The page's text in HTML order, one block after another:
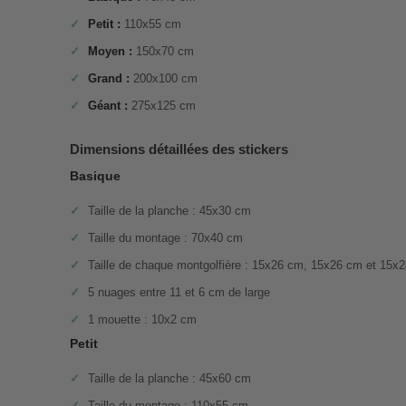
Petit : 110x55 cm
Moyen : 150x70 cm
Grand : 200x100 cm
Géant : 275x125 cm
Dimensions détaillées des stickers
Basique
Taille de la planche : 45x30 cm
Taille du montage : 70x40 cm
Taille de chaque montgolfière : 15x26 cm, 15x26 cm et
5 nuages entre 11 et 6 cm de large
1 mouette : 10x2 cm
Petit
Taille de la planche : 45x60 cm